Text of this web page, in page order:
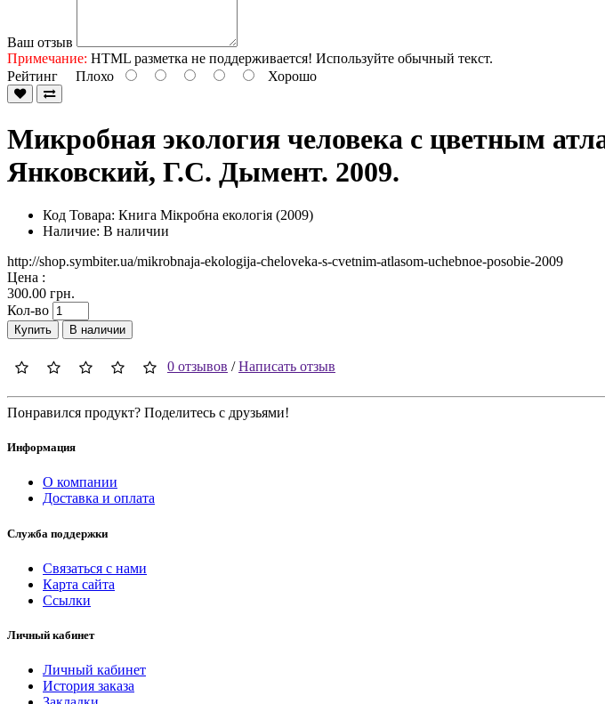
Ваш отзыв
Примечание: HTML разметка не поддерживается! Используйте обычный текст.
Рейтинг Плохо Хорошо
Микробная экология человека с цветным
Янковский, Г.С. Дымент. 2009.
Код Товара: Книга Мікробна екологія (2009)
Наличие: В наличии
http://shop.symbiter.ua/mikrobnaja-ekologija-cheloveka-s-cvetnim-atlasom-uchebnoe-posobie-2009
Цена :
300.00 грн.
Кол-во
Купить В наличии
0 отзывов /Написать отзыв
Понравился продукт? Поделитесь с друзьями!
Информация
О компании
Доставка и оплата
Служба поддержки
Связаться с нами
Карта сайта
Ссылки
Личный кабинет
Личный кабинет
История заказа